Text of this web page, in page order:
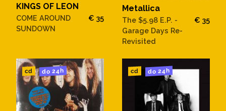
KINGS OF LEON
COME AROUND
SUNDOWN
€ 35
Metallica
The $5.98 E.P. -
Garage Days Re-
Revisited
€ 35
cd do 24h cd do 24h